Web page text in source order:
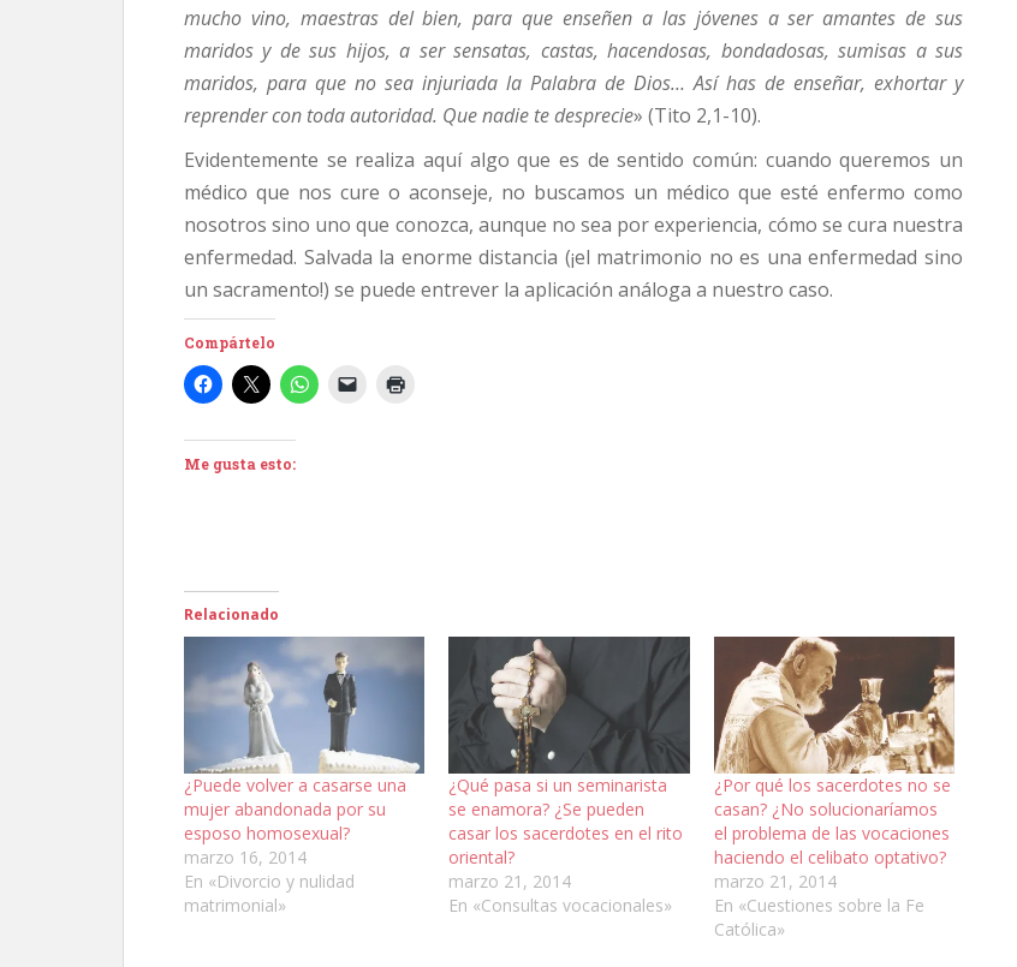
mucho vino, maestras del bien, para que enseñen a las jóvenes a ser amantes de sus
maridos y de sus hijos, a ser sensatas, castas, hacendosas, bondadosas, sumisas a sus
maridos, para que no sea injuriada la Palabra de Dios… Así has de enseñar, exhortar y
reprender con toda autoridad. Que nadie te desprecie» (Tito 2,1-10).
Evidentemente se realiza aquí algo que es de sentido común: cuando queremos un
médico que nos cure o aconseje, no buscamos un médico que esté enfermo como
nosotros sino uno que conozca, aunque no sea por experiencia, cómo se cura nuestra
enfermedad. Salvada la enorme distancia (¡el matrimonio no es una enfermedad sino
un sacramento!) se puede entrever la aplicación análoga a nuestro caso.
Compártelo
Me gusta esto:
Relacionado
¿Puede volver a casarse una
mujer abandonada por su
esposo homosexual?
marzo 16, 2014
En «Divorcio y nulidad
matrimonial»
¿Qué pasa si un seminarista
se enamora? ¿Se pueden
casar los sacerdotes en el rito
oriental?
marzo 21, 2014
En «Consultas vocacionales»
¿Por qué los sacerdotes no se
casan? ¿No solucionaríamos
el problema de las vocaciones
haciendo el celibato optativo?
marzo 21, 2014
En «Cuestiones sobre la Fe
Católica»